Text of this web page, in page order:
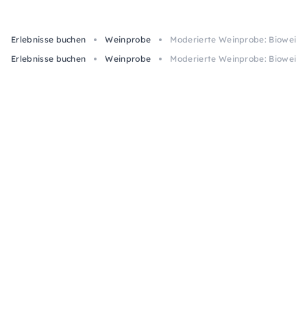
Erlebnisse buchen Weinprobe
Moderierte Weinprobe:
Erlebnisse buchen
Weinprobe Moderierte Weinprobe: